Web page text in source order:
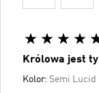
Królowa jest
Kolor: Semi Lucid